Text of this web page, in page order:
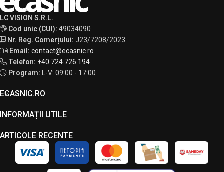
LC VISION S.R.L.
Cod unic (CUI): 49034090
Nr. Reg. Comerțului: J23/7208/2023
Email: contact@ecasnic.ro
Telefon: +40 724 726 194
Program:
L-V: 09:00 - 17:00
ECASNIC.RO
INFORMAȚII UTILE
ARTICOLE RECENTE